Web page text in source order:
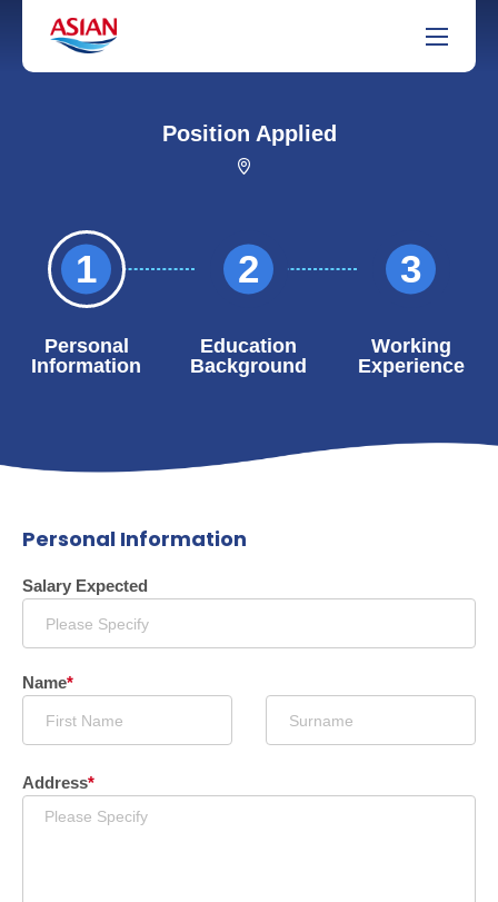
Position Applied
1
Personal
Information
2
Education
Background
3
Working
Experience
Personal Information
Salary Expected
Name*
Address*